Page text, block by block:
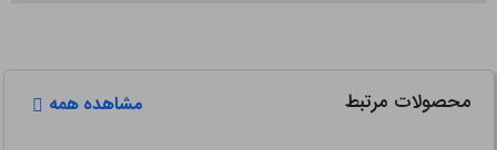
محصولات مرتبط مشاهده همه